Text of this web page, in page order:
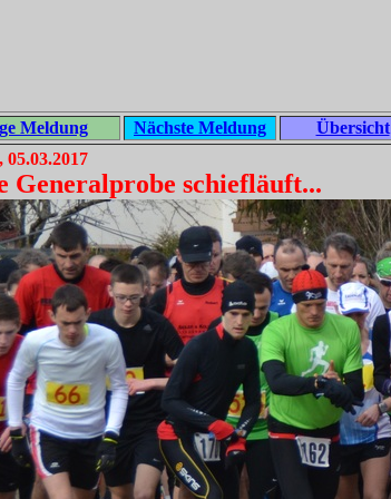
Meldung Nächste Meldung
Übersicht
Generalprobe schiefläuft...